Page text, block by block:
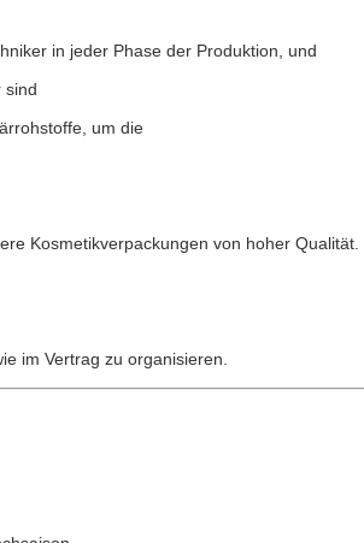
in jeder Phase der Produktion, und
sind
um die
Kosmetikverpackungen von hoher Qualität.
im Vertrag zu organisieren.